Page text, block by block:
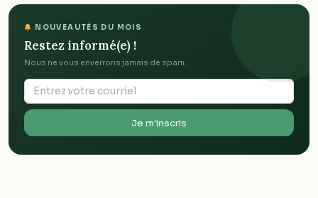
NOUVEAUTÉS DU MOIS
Restez informé(e) !
Nous ne vous enverrons jamais de spam.
Je m'inscris